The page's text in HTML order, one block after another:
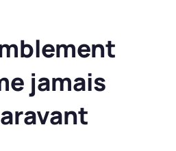
jamais